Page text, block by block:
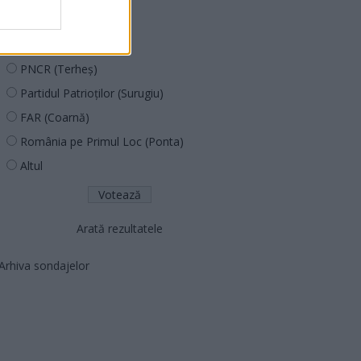
PNCR (Terheș)
Partidul Patrioților (Surugiu)
FAR (Coarnă)
România pe Primul Loc (Ponta)
Altul
Arată rezultatele
sondajelor